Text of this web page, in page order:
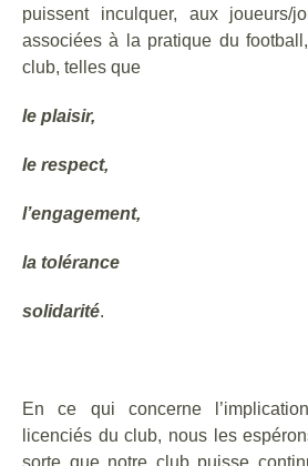
puissent inculquer, aux joueurs/
associées à la pratique du
club, telles que
le plaisir,
le respect,
l’engagement,
la tolérance
solidarité.
En ce qui concerne
licenciés du club, nous les
sorte que notre club puisse